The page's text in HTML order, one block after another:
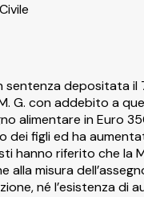
sentenza depositata
G. con addebito a
alimentare in Euro
dei figli ed ha
hanno riferito che la
alla misura
né l’esistenza